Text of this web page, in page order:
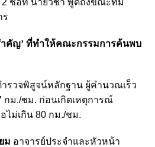
ร
ำคัญ’ ที่ทำให้คณะกรรมการค้นพบ
รวจพิสูจน์หลักฐาน ผู้คำนวณเร็ว
กม./ชม. ก่อนเกิดเหตุการณ์
ไม่เกิน 80 กม./ชม.
ม อาจารย์ประจำและหัวหน้า